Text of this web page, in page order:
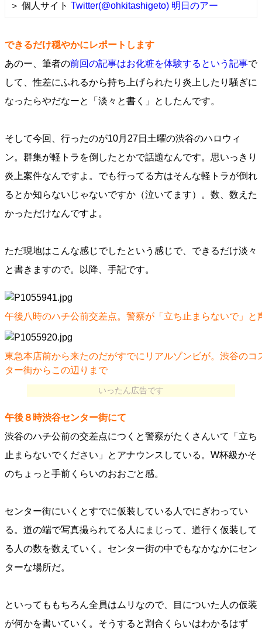
＞ 個人サイト Twitter(@ohkitashigeto) 明日のアー
できるだけ穏やかにレポートします
あのー、筆者の前回の記事はお化粧を体験するという記事で
して、性差にふれるから持ち上げられたり炎上したり騒ぎに
なったらやだなーと「淡々と書く」としたんです。
そして今回、行ったのが10月27日土曜の渋谷のハロウィ
ン。群集が軽トラを倒したとかで話題なんです。思いっきり
炎上案件なんですよ。でも行ってる方はそんな軽トラが倒れ
るとか知らないじゃないですか（泣いてます）。数、数えた
かっただけなんですよ。
ただ現地はこんな感じでしたという感じで、できるだけ淡々
と書きますので。以降、手記です。
午後八時のハチ公前交差点。警察が「立ち止まらないで」と
東急本店前から来たのだがすでにリアルゾンビが。渋谷のコ
ター街からこの辺りまで
いったん広告です
午後８時渋谷センター街にて
渋谷のハチ公前の交差点につくと警察がたくさんいて「立ち
止まらないでください」とアナウンスしている。W杯級かそ
のちょっと手前くらいのおおごと感。
センター街にいくとすでに仮装している人でにぎわってい
る。道の端で写真撮られてる人にまじって、道行く仮装して
る人の数を数えていく。センター街の中でもなかなかにセン
ターな場所だ。
といってももちろん全員はムリなので、目についた人の仮装
が何かを書いていく。そうすると割合くらいはわかるはず